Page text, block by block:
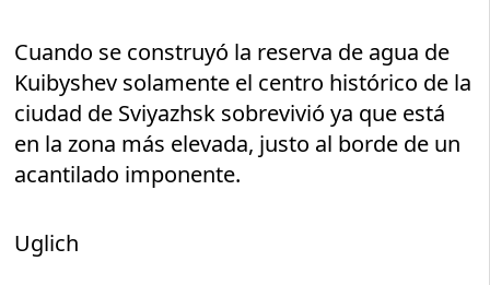
Cuando se construyó la reserva de agua de
Kuibyshev solamente el centro histórico de la
ciudad de Sviyazhsk sobrevivió ya que está
en la zona más elevada, justo al borde de un
acantilado imponente.
Uglich